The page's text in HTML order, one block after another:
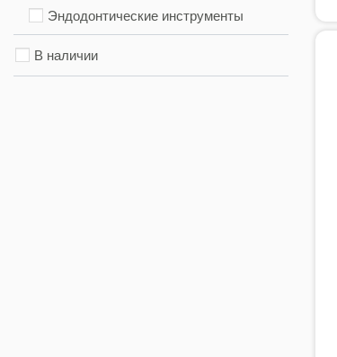
Эндодонтические инструменты
В наличии